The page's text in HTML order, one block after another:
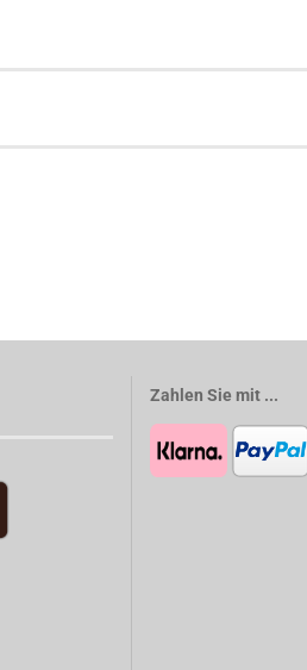
Zahlen Sie mit ...